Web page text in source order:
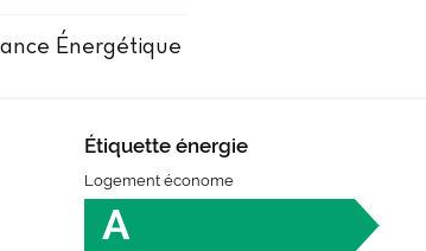
Énergétique
Étiquette énergie
Logement économe
A